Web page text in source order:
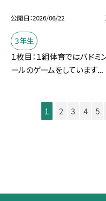
公開日 2026/06/22
３年生
１枚目：１組体育ではバドミ
ールのゲームをしています...
1 2 3 4 5